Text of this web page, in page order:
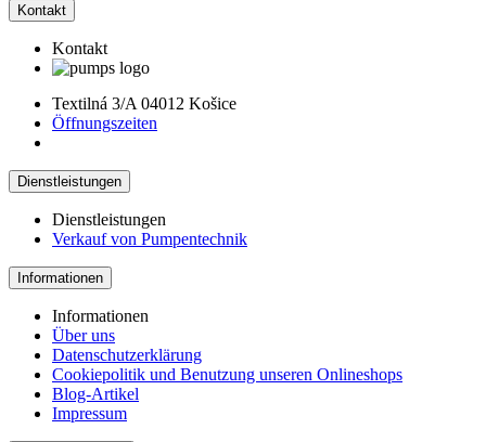
Kontakt
Kontakt
Textilná 3/A 04012 Košice
Öffnungszeiten
Dienstleistungen
Dienstleistungen
Verkauf von Pumpentechnik
Informationen
Informationen
Über uns
Datenschutzerklärung
Cookiepolitik und Benutzung unseren Onlineshops
Blog-Artikel
Impressum